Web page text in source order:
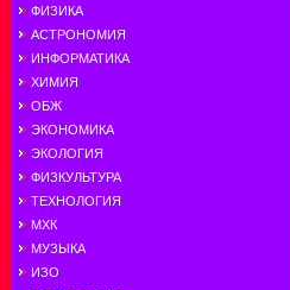
ФИЗИКА
АСТРОНОМИЯ
ИНФОРМАТИКА
ХИМИЯ
ОБЖ
ЭКОНОМИКА
ЭКОЛОГИЯ
ФИЗКУЛЬТУРА
ТЕХНОЛОГИЯ
МХК
МУЗЫКА
ИЗО